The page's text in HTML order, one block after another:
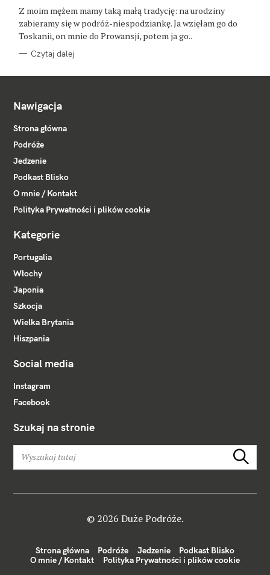
I
E
Z moim mężem mamy taką małą tradycję: na urodziny
zabieramy się w podróż-niespodziankę. Ja wzięłam go do
Toskanii, on mnie do Prowansji, potem ja go..
Czytaj dalej
Nawigacja
Strona główna
Podróże
Jedzenie
Podkast Blisko
O mnie / Kontakt
Polityka Prywatności i plików cookie
Kategorie
Portugalia
Włochy
Japonia
Szkocja
Wielka Brytania
Hiszpania
Social media
Instagram
Facebook
Szukaj na stronie
z
Szukaj
Strona główna Podróże Jedzenie
Podkast Blisko
O mnie / Kontakt
Polityka Prywatności i plików cookie
© 2026 Duże Podróże.